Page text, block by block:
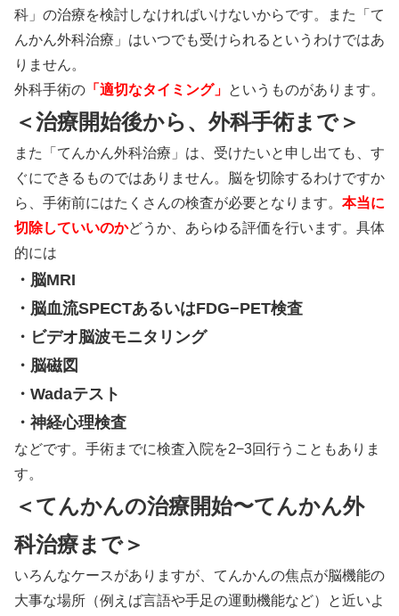
科」の治療を検討しなければいけないからです。また「て
んかん外科治療」はいつでも受けられるというわけではあ
りません。
外科手術の 「適切なタイミング」 というものがあります。
＜治療開始後から、外科手術まで＞
また「てんかん外科治療」は、受けたいと申し出ても、す
ぐにできるものではありません。脳を切除するわけですか
ら、手術前にはたくさんの検査が必要となります。 本当に
切除していいのかどうか、あらゆる評価を行います。具体
的には
・脳MRI
・脳血流SPECTあるいはFDG−PET検査
・ビデオ脳波モニタリング
・脳磁図
・Wadaテスト
・神経心理検査
などです。手術までに検査入院を2−3回行うこともありま
す。
＜てんかんの治療開始〜てんかん外
科治療まで＞
いろんなケースがありますが、てんかんの焦点が脳機能の
大事な場所（例えば言語や手足の運動機能など）と近いよ